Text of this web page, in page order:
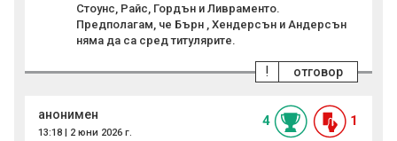
Стоунс, Райс, Гордън и Ливраменто.
Предполагам, че Бърн , Хендерсън и Андерсън
няма да са сред титулярите.
отговор
!
анонимен
13:18 | 2 юни 2026 г.
4 1